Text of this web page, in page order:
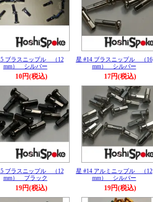
ブラスニップル （12
mm） シルバー
10円(税込)
星 #14 ブラスニップル （16
mm） シルバー
17円(税込)
ブラスニップル （12
mm） ブラック
19円(税込)
星 #14 アルミニップル （12
mm） シルバー
19円(税込)